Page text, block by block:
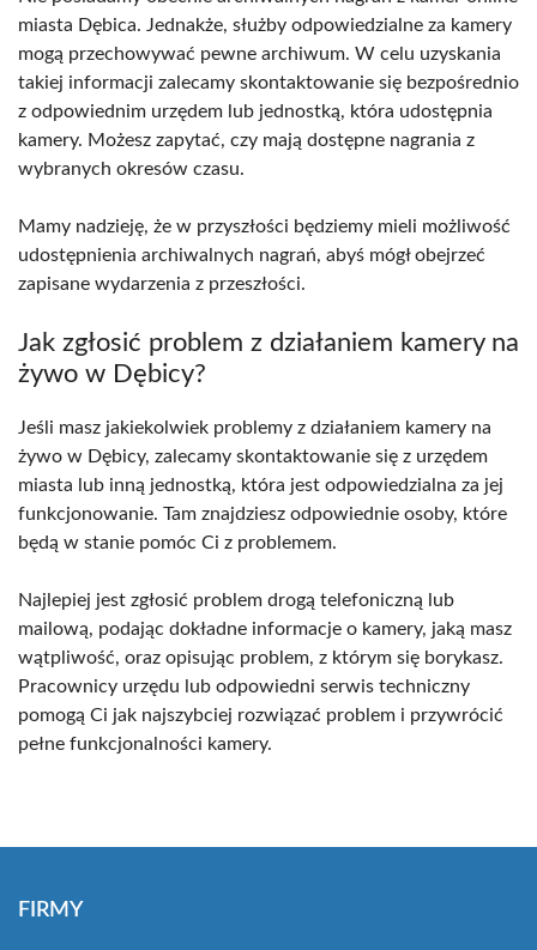
miasta Dębica. Jednakże, służby odpowiedzialne za kamery
mogą przechowywać pewne archiwum. W celu uzyskania
takiej informacji zalecamy skontaktowanie się bezpośrednio
z odpowiednim urzędem lub jednostką, która udostępnia
kamery. Możesz zapytać, czy mają dostępne nagrania z
wybranych okresów czasu.
Mamy nadzieję, że w przyszłości będziemy mieli możliwość
udostępnienia archiwalnych nagrań, abyś mógł obejrzeć
zapisane wydarzenia z przeszłości.
Jak zgłosić problem z działaniem kamery na
żywo w Dębicy?
Jeśli masz jakiekolwiek problemy z działaniem kamery na
żywo w Dębicy, zalecamy skontaktowanie się z urzędem
miasta lub inną jednostką, która jest odpowiedzialna za jej
funkcjonowanie. Tam znajdziesz odpowiednie osoby, które
będą w stanie pomóc Ci z problemem.
Najlepiej jest zgłosić problem drogą telefoniczną lub
mailową, podając dokładne informacje o kamery, jaką masz
wątpliwość, oraz opisując problem, z którym się borykasz.
Pracownicy urzędu lub odpowiedni serwis techniczny
pomogą Ci jak najszybciej rozwiązać problem i przywrócić
pełne funkcjonalności kamery.
FIRMY